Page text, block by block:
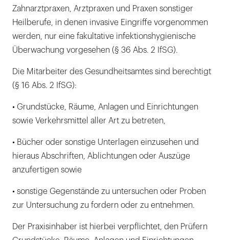
Zahnarztpraxen, Arztpraxen und Praxen sonstiger
Heilberufe, in denen invasive Eingriffe vorgenommen
werden, nur eine fakultative infektionshygienische
Überwachung vorgesehen (§ 36 Abs. 2 IfSG).
Die Mitarbeiter des Gesundheitsamtes sind berechtigt
(§ 16 Abs. 2 IfSG):
• Grundstücke, Räume, Anlagen und Einrichtungen
sowie Verkehrsmittel aller Art zu betreten,
• Bücher oder sonstige Unterlagen einzusehen und
hieraus Abschriften, Ablichtungen oder Auszüge
anzufertigen sowie
• sonstige Gegenstände zu untersuchen oder Proben
zur Untersuchung zu fordern oder zu entnehmen.
Der Praxisinhaber ist hierbei verpflichtet, den Prüfern